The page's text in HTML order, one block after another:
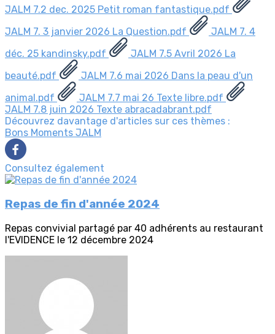
JALM 7.2 dec. 2025 Petit roman fantastique.pdf
JALM 7. 3 janvier 2026 La Question.pdf
JALM 7. 4
déc. 25 kandinsky.pdf
JALM 7.5 Avril 2026 La
beauté.pdf
JALM 7.6 mai 2026 Dans la peau d'un
animal.pdf
JALM 7.7 mai 26 Texte libre.pdf
JALM 7.8 juin 2026 Texte abracadabrant.pdf
Découvrez davantage d'articles sur ces thèmes :
Bons Moments JALM
Consultez également
Repas de fin d'année 2024
Repas convivial partagé par 40 adhérents au restaurant
l'EVIDENCE le 12 décembre 2024